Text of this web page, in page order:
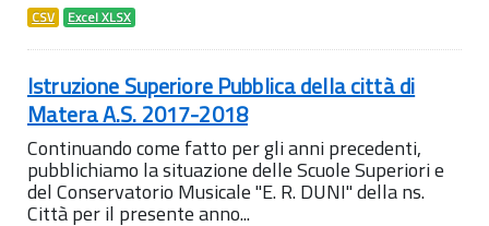
CSV Excel XLSX
Istruzione Superiore Pubblica della città di
Matera A.S. 2017-2018
Continuando come fatto per gli anni precedenti,
pubblichiamo la situazione delle Scuole Superiori e
del Conservatorio Musicale "E. R. DUNI" della ns.
Città per il presente anno...